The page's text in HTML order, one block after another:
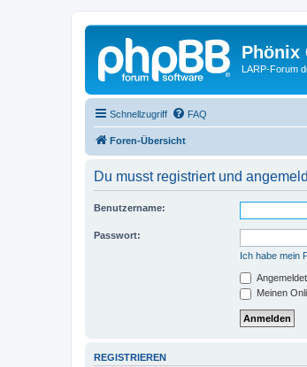
Phönix
LARP-Forum
Schnellzugriff FAQ
Foren-Übersicht
Du musst registriert und
Benutzername:
Passwort:
Ich habe mein
Meinen
REGISTRIEREN